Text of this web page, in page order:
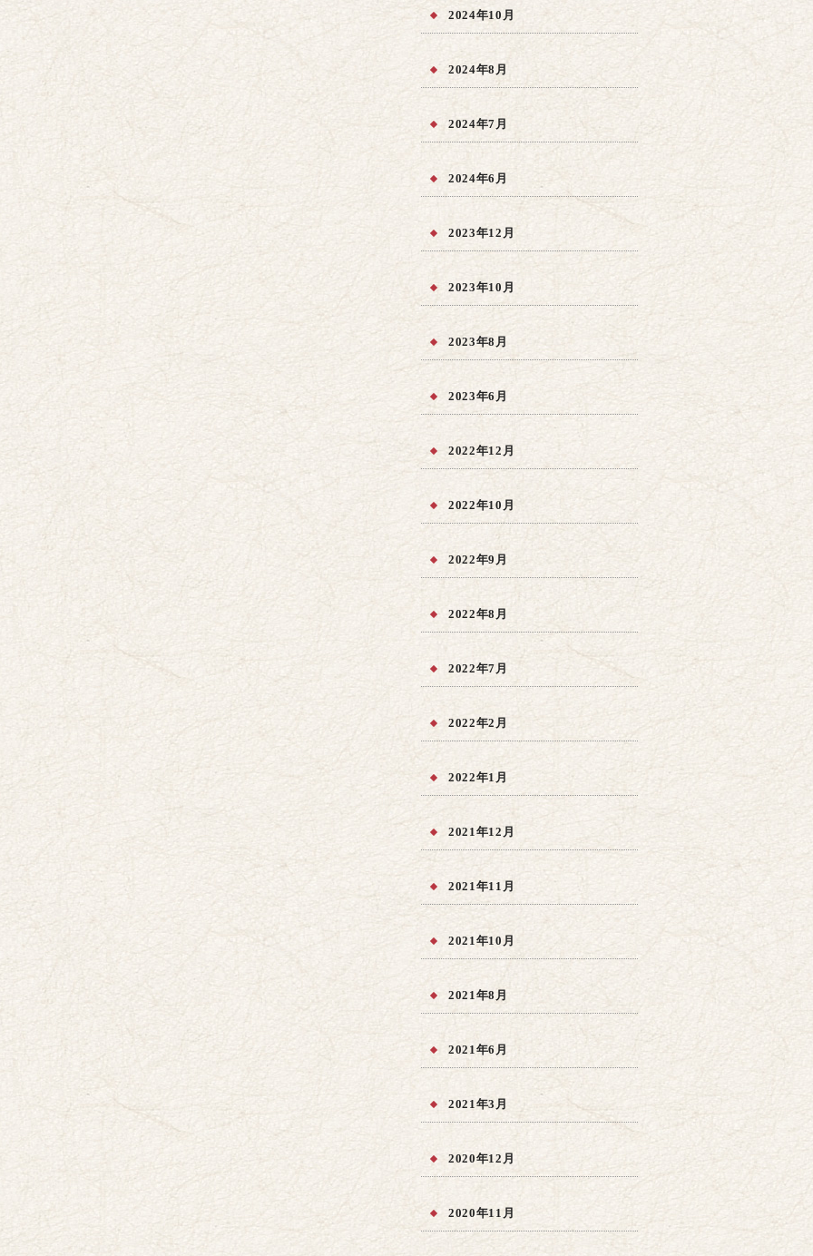
2024年10月
2024年8月
2024年7月
2024年6月
2023年12月
2023年10月
2023年8月
2023年6月
2022年12月
2022年10月
2022年9月
2022年8月
2022年7月
2022年2月
2022年1月
2021年12月
2021年11月
2021年10月
2021年8月
2021年6月
2021年3月
2020年12月
2020年11月